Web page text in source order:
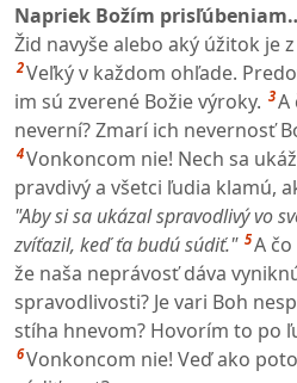
Napriek Božím
Žid navyše alebo aký úžitok je
2Veľký v každom ohľade.
im sú zverené Božie výroky. 3A
neverní? Zmarí ich nevernosť
4Vonkoncom nie! Nech sa
pravdivý a všetci ľudia klamú,
"Aby si sa ukázal spravodlivý vo
zvíťazil, keď ťa budú súdiť." 5A
že naša neprávosť dáva
spravodlivosti? Je vari Boh
stíha hnevom? Hovorím to po
6Vonkoncom nie! Veď ako